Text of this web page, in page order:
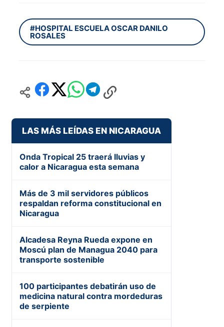
#HOSPITAL ESCUELA OSCAR DANILO
ROSALES
LAS MÁS LEÍDAS EN NICARAGUA
Onda Tropical 25 traerá lluvias y
calor a Nicaragua esta semana
Más de 3 mil servidores públicos
respaldan reforma constitucional en
Nicaragua
Alcadesa Reyna Rueda expone en
Moscú plan de Managua 2040 para
transporte sostenible
100 participantes debatirán uso de
medicina natural contra mordeduras
de serpiente